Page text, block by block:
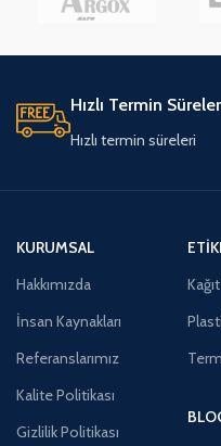
Hızlı Termin
Hızlı termin süreleri
KURUMSAL
Hakkımızda
İnsan Kaynakları
Referanslarımız
Kalite Politikası
Gizlilik Politikası